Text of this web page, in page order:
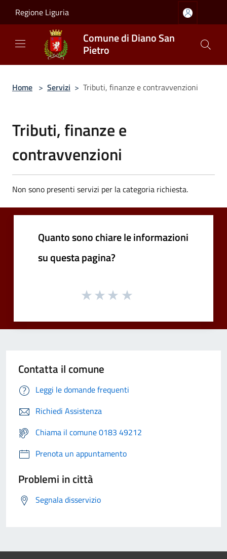
Regione Liguria
Comune di Diano San
Pietro
Home > Servizi > Tributi, finanze e contravvenzioni
Tributi, finanze e
contravvenzioni
Non sono presenti servizi per la categoria richiesta.
Quanto sono chiare le informazioni
su questa pagina?
Contatta il comune
Leggi le domande frequenti
Richiedi Assistenza
Chiama il comune 0183 49212
Prenota un appuntamento
Problemi in città
Segnala disservizio